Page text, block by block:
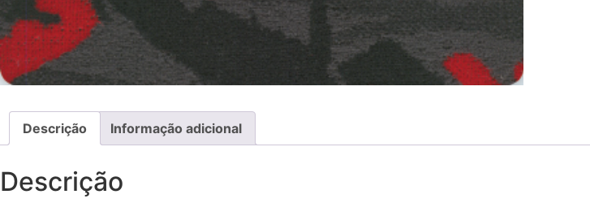
Descrição Informação adicional
Descrição